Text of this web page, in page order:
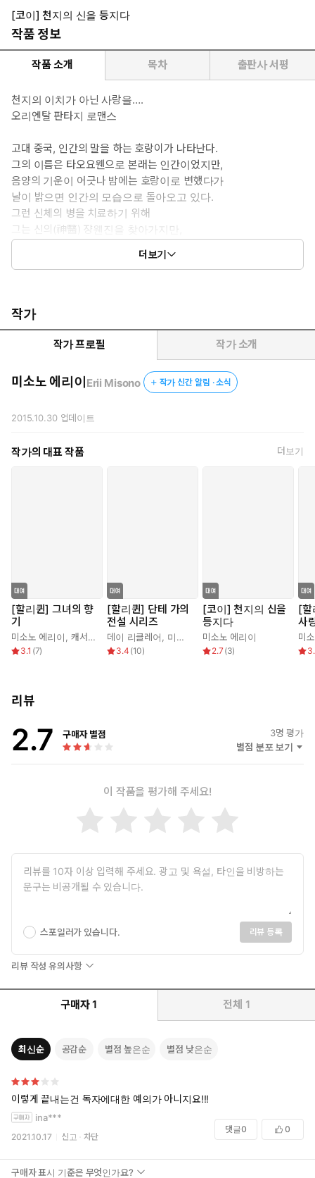
[코이] 천지의 신을 등지다
작품 정보
작품 소개 목차 출판사 서평
천지의 이치가 아닌 사랑을….
오리엔탈 판타지 로맨스
고대 중국, 인간의 말을 하는 호랑이가 나타난다.
그의 이름은 타오요웬으로 본래는 인간이었지만,
음양의 기운이 어긋나 밤에는 호랑이로 변했다가
날이 밝으면 인간의 모습으로 돌아오고 있다.
그런 신체의 병을 치료하기 위해
그는 신의(神醫) 쟝웬진을 찾아가지만,
그의 옆에 있는 여성과 이전에 만난 적이
더보기
작가
작가 프로필 작가 소개
미소노 에리이 Erii Misono 작가 신간 알림 · 소식
2015.10.30업데이트
작가의 대표 작품 더보기
[할리퀸] 그녀의 향
기
미소노 에리이 캐서린 스펜서
3.1 (7)
[할리퀸] 단테 가의
전설 시리즈
데이 리클레어 미소노 에리이
3.4 (10)
[코이] 천지의 신을
등지다
미소노 에리이
2.7 (3)
[할
사
미
리뷰
2.7 구매자 별점 3명 평가
별점 분포 보기
이 작품을 평가해 주세요!
스포일러가 있습니다. 리뷰 등록
리뷰 작성 유의사항
구매자 1 전체 1
최신순 공감순 별점 높은순 별점 낮은순
이렇게 끝내는건 독자에대한 예의가 아니지요!!!
ina***
2021.10.17 신고 차단
댓글0 0
구매자 표시 기준은 무엇인가요?